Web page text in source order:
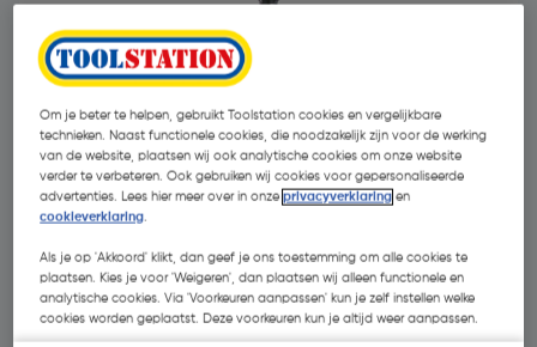
- 33 %
€ 20,99
Om je beter te helpen, gebruikt Toolstation cookies en vergelijkbare
technieken. Naast functionele cookies, die noodzakelijk zijn voor de werking
van de website, plaatsen wij ook analytische cookies om onze website
verder te verbeteren. Ook gebruiken wij cookies voor gepersonaliseerde
advertenties. Lees hier meer over in onzeprivacyverklaring en
cookieverklaring.
Als je op 'Akkoord' klikt, dan geef je ons toestemming om alle cookies te
plaatsen. Kies je voor 'Weigeren', dan plaatsen wij alleen functionele en
analytische cookies. Via 'Voorkeuren aanpassen' kun je zelf instellen welke
cookies worden geplaatst. Deze voorkeuren kun je altijd weer aanpassen.